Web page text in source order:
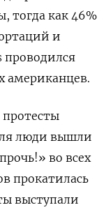
тогда как 46%
и
проводился
американцев.
люди вышли
во всех
прокатилась
выступали